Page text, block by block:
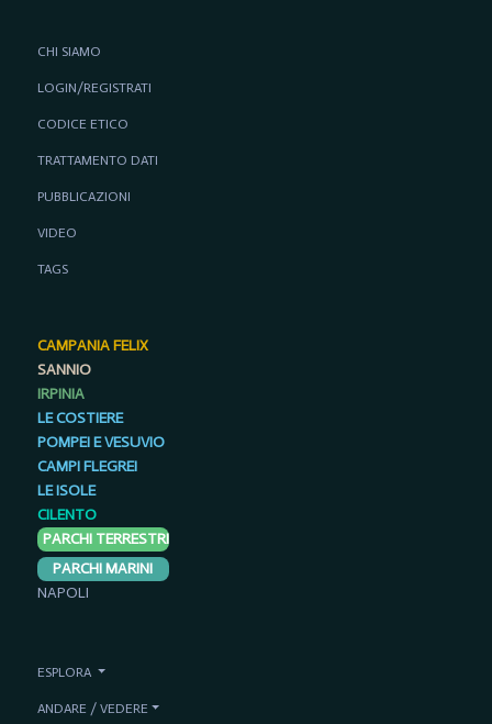
CHI SIAMO
LOGIN/REGISTRATI
CODICE ETICO
TRATTAMENTO DATI
PUBBLICAZIONI
VIDEO
TAGS
CAMPANIA FELIX
SANNIO
IRPINIA
LE COSTIERE
POMPEI E VESUVIO
CAMPI FLEGREI
LE ISOLE
CILENTO
PARCHI TERRESTRI
PARCHI MARINI
NAPOLI
ESPLORA
ANDARE / VEDERE